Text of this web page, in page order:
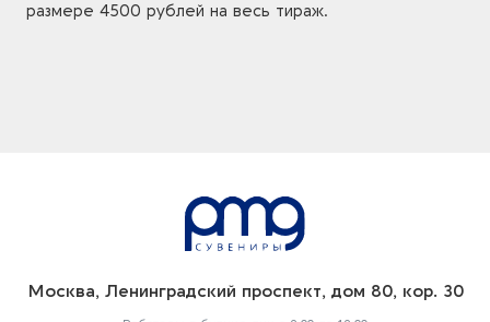
размере 4500 рублей на весь тираж.
Москва, Ленинградский проспект, дом 80, кор. 30